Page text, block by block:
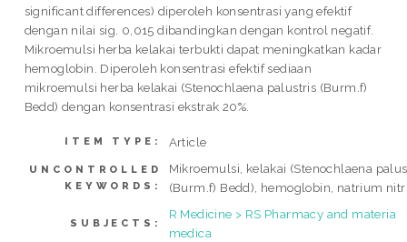
significant differences) diperoleh konsentrasi yang efektif
dengan nilai sig. 0,015 dibandingkan dengan kontrol negatif.
Mikroemulsi herba kelakai terbukti dapat meningkatkan kadar
hemoglobin. Diperoleh konsentrasi efektif sediaan
mikroemulsi herba kelakai (Stenochlaena palustris (Burm.f)
Bedd) dengan konsentrasi ekstrak 20%.
ITEM TYPE: Article
UNCONTROLLED
KEYWORDS:
Mikroemulsi, kelakai (Stenochlaena
(Burm.f) Bedd), hemoglobin, natrium
SUBJECTS:
R Medicine > RS Pharmacy and materia
medica